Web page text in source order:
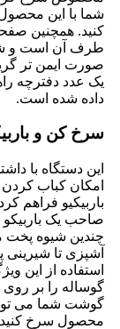
شما با این محصول
کنید. همچنین
طرف آن است و
صورت ایمن تر
داده شده است.
سرخ کن و
این دستگاه با
امکان کباب
باربیکیو فراهم
صاحب یک باربیکو
چندین شیوه پخت
آشپزی تا شیرینی
استفاده از این
گوساله را بر
گوشت شما می
محصول سرخ